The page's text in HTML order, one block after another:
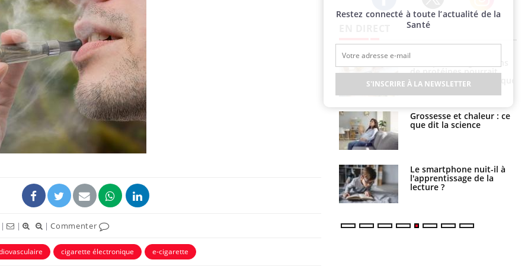
| | |Commenter
cigarette électronique e-cigarette
Facebook Twitter Instagram
Pourquoi votre ventre
gâche-t-il les premiers
jours de vos vacances ?
Fortes chaleurs :
pourquoi le risque de
noyade grimpe-t-il ?
cancer ?
vacances, elle reste dans
le coma pendant 42 jours
Mordue par un
barracuda, une petite fille
secourue grâce à un
Légionellose en Suisse :
quelle est l’origine de la
contamination ?
Restez connecté à toute l’actualité de la
Santé
S'INSCRIRE À LA NEWSLETTER